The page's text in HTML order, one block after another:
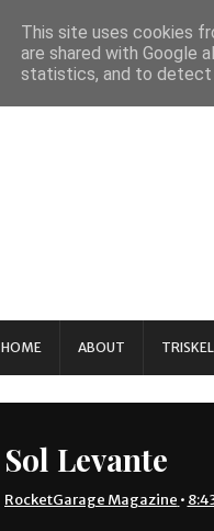
HOME ABOUT
Sol Levante
RocketGarage Magazine •
This site uses cookies
are shared with Google
statistics, and to detect